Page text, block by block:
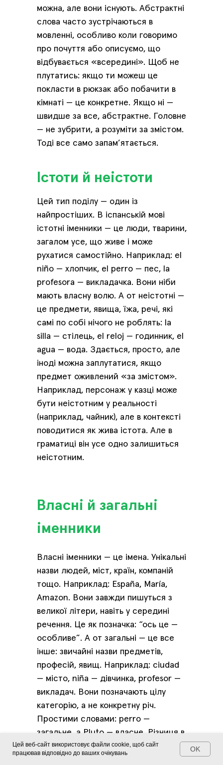
Власні іменники — це імена. Унікальні
назви людей, міст, країн, компаній
тощо. Наприклад: España, María,
Amazon. Вони завжди пишуться з
великої літери, навіть у середині
речення. Це як позначка: “ось це —
особливе”. А от загальні — це все
інше: звичайні назви предметів,
професій, явищ. Наприклад: ciudad
— місто, niña — дівчинка, profesor —
викладач. Вони позначають цілу
категорію, а не конкретну річ.
Простими словами: perro —
загальне, а Pluto — власне. Різниця в
унікальності. Все як у житті — ім’я і
Власні й загальні
іменники
Цей тип поділу — один із
найпростіших. В іспанській мові
істотні іменники — це люди, тварини,
загалом усе, що живе і може
рухатися самостійно. Наприклад: el
niño — хлопчик, el perro — пес, la
profesora — викладачка. Вони ніби
мають власну волю. А от неістотні —
це предмети, явища, їжа, речі, які
самі по собі нічого не роблять: la
silla — стілець, el reloj — годинник, el
agua — вода. Здається, просто, але
іноді можна заплутатися, якщо
предмет оживлений «за змістом».
Наприклад, персонаж у казці може
бути неістотним у реальності
(наприклад, чайник), але в контексті
поводитися як жива істота. Але в
граматиці він усе одно залишиться
неістотним.
Істоти й неістоти
можна, але вони існують. Абстрактні
слова часто зустрічаються в
мовленні, особливо коли говоримо
про почуття або описуємо, що
відбувається «всередині». Щоб не
плутатись: якщо ти можеш це
покласти в рюкзак або побачити в
кімнаті — це конкретне. Якщо ні —
швидше за все, абстрактне. Головне
— не зубрити, а розуміти за змістом.
Тоді все само запам’ятається.
Цей веб-сайт використовує файли cookie, щоб сайт
працював відповідно до ваших очікувань
OK